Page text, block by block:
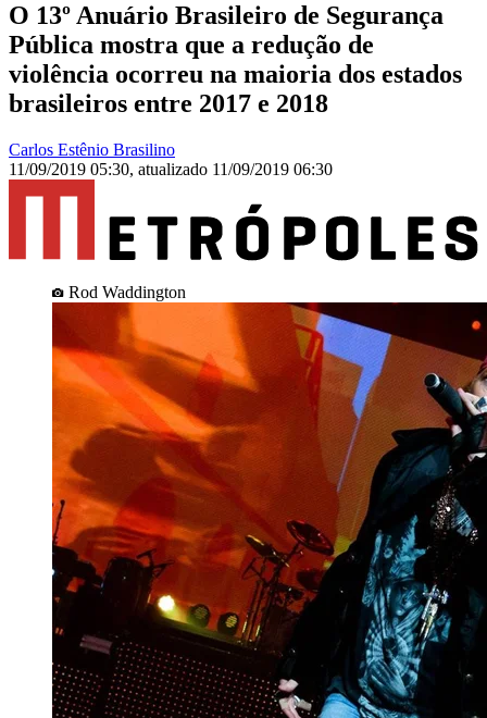
O 13º Anuário Brasileiro de Segurança
Pública mostra que a redução de
violência ocorreu na maioria dos estados
brasileiros entre 2017 e 2018
Carlos Estênio Brasilino
11/09/2019 05:30, atualizado 11/09/2019 06:30
Rod Waddington